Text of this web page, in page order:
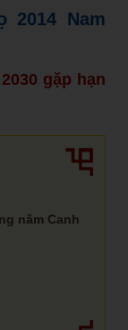
Nam
gặp hạn
năm Canh